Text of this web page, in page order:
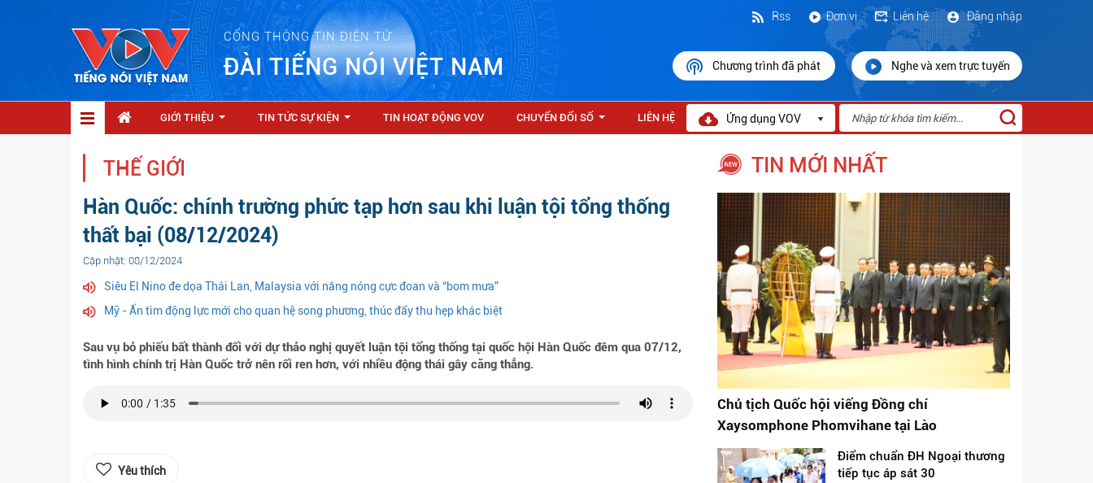
CỔNG THÔNG TIN ĐIỆN TỬ
ĐÀI TIẾNG NÓI VIỆT NAM
Đăng nhập
Liên hệ
Đơn vị
Rss
Chương trình đã phát Nghe và xem trực tuyến
GIỚI THIỆU TIN TỨC SỰ KIỆN TIN HOẠT ĐỘNG VOV CHUYỂN ĐỔI SỐ LIÊN HỆ Ứng dụng VOV
THẾ GIỚI
Hàn Quốc: chính trường phức tạp hơn sau khi luận tội tổng thống
thất bại (08/12/2024)
Cập nhật: 08/12/2024
Siêu El Nino đe dọa Thái Lan, Malaysia với nắng nóng cực đoan và “bom mưa”
Mỹ - Ấn tìm động lực mới cho quan hệ song phương, thúc đẩy thu hẹp khác biệt
Sau vụ bỏ phiếu bất thành đối với dự thảo nghị quyết luận tội tổng thống tại quốc hội Hàn Quốc đêm qua 07/12,
tình hình chính trị Hàn Quốc trở nên rối ren hơn, với nhiều động thái gây căng thẳng.
Yêu thích
TIN MỚI NHẤT
Chủ tịch Quốc hội viếng Đồng chí
Xaysomphone Phomvihane tại Lào
Điểm chuẩn ĐH Ngoại thương
tiếp tục áp sát 30